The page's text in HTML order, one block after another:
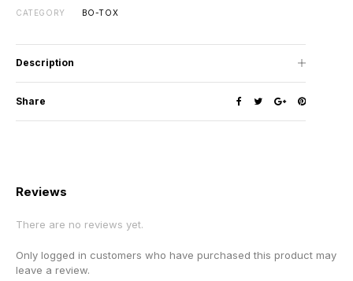
CATEGORY BO-TOX
Description
Share
Reviews
There are no reviews yet.
Only logged in customers who have purchased this product may
leave a review.